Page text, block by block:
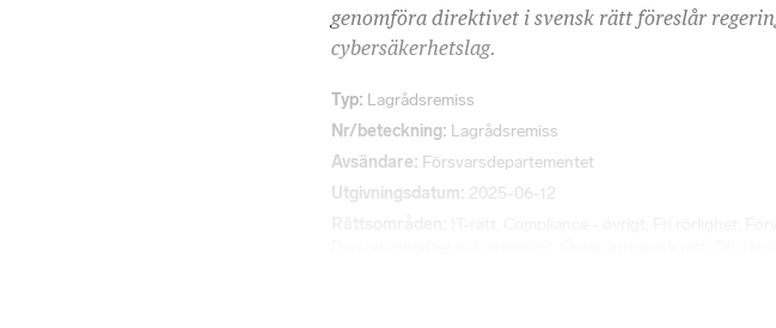
genomföra direktivet i svensk rätt föreslår
cybersäkerhetslag.
Typ Lagrådsremiss
Nr/beteckning Lagrådsremiss
Avsändare Försvarsdepartementet
Utgivningsdatum 2025-06-12